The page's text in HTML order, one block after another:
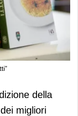
“Non
della
migliori